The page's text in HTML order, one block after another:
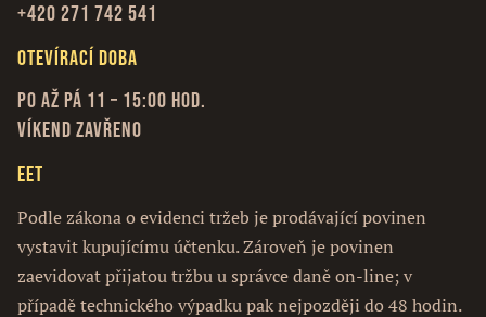
+420 271 742 541
Otevírací doba
Po až Pá 11 – 15:00 hod.
Víkend zavřeno
EET
Podle zákona o evidenci tržeb je prodávající povinen
vystavit kupujícímu účtenku. Zároveň je povinen
zaevidovat přijatou tržbu u správce daně on-line; v
případě technického výpadku pak nejpozději do 48 hodin.